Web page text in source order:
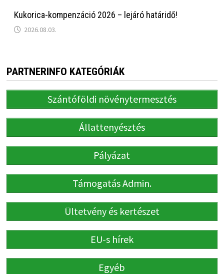
Kukorica-kompenzáció 2026 – lejáró határidő!
2026.08.03.
PARTNERINFO KATEGÓRIÁK
Szántóföldi növénytermesztés
Állattenyésztés
Pályázat
Támogatás Admin.
Ültetvény és kertészet
EU-s hírek
Egyéb